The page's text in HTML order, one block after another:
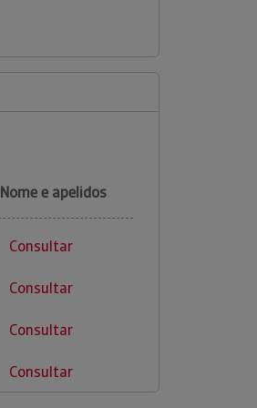
Nome e apelidos
Consultar
Consultar
Consultar
Consultar